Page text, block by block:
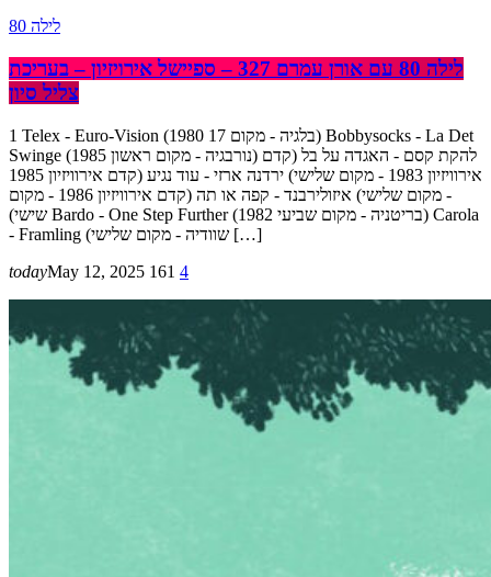
לילה 80
לילה 80 עם אורן עמרם 327 – ספיישל אירויזיון – בעריכת
צליל סיון
1 Telex - Euro-Vision (בלגיה - מקום 17 1980) Bobbysocks - La Det
Swinge (נורבגיה - מקום ראשון 1985) להקת קסם - האגדה על בל (קדם
אירוויזיון 1983 - מקום שלישי) ירדנה ארזי - עוד נגיע (קדם אירוויזיון 1985
- מקום שלישי) איזולירבנד - קפה או תה (קדם אירוויזיון 1986 - מקום
שישי) Bardo - One Step Further (בריטניה - מקום שביעי 1982) Carola
- Framling (שוודיה - מקום שלישי […]
todayMay 12, 2025 161 4